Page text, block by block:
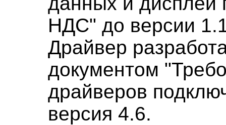
НДС" до версии
Драйвер
документом
драйверов
версия 4.6.